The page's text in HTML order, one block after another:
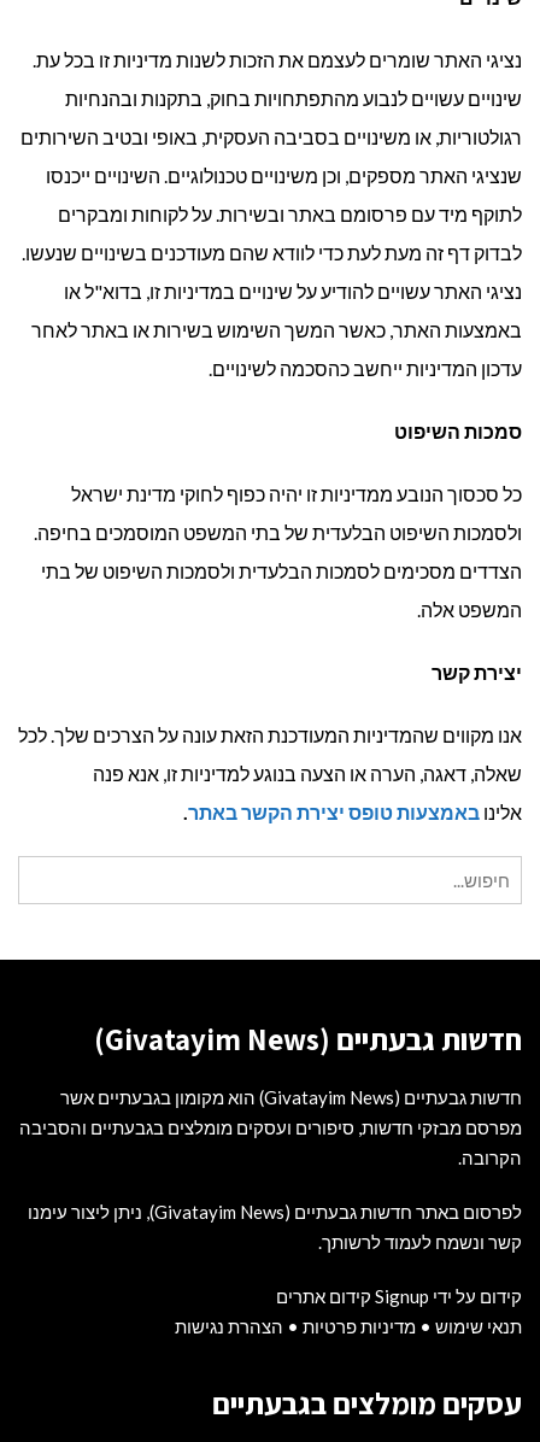
נציגי האתר שומרים לעצמם את הזכות לשנות מדיניות זו בכל עת.
שינויים עשויים לנבוע מהתפתחויות בחוק, בתקנות ובהנחיות
רגולטוריות, או משינויים בסביבה העסקית, באופי ובטיב השירותים
שנציגי האתר מספקים, וכן משינויים טכנולוגיים. השינויים ייכנסו
לתוקף מיד עם פרסומם באתר ובשירות. על לקוחות ומבקרים
לבדוק דף זה מעת לעת כדי לוודא שהם מעודכנים בשינויים שנעשו.
נציגי האתר עשויים להודיע על שינויים במדיניות זו, בדוא"ל או
באמצעות האתר, כאשר המשך השימוש בשירות או באתר לאחר
עדכון המדיניות ייחשב כהסכמה לשינויים.
סמכות השיפוט
כל סכסוך הנובע ממדיניות זו יהיה כפוף לחוקי מדינת ישראל
ולסמכות השיפוט הבלעדית של בתי המשפט המוסמכים בחיפה.
הצדדים מסכימים לסמכות הבלעדית ולסמכות השיפוט של בתי
המשפט אלה.
יצירת קשר
אנו מקווים שהמדיניות המעודכנת הזאת עונה על הצרכים שלך. לכל
שאלה, דאגה, הערה או הצעה בנוגע למדיניות זו, אנא פנה
אלינו באמצעות טופס יצירת הקשר באתר.
עבור:
חדשות גבעתיים (Givatayim News)
חדשות גבעתיים (Givatayim News) הוא מקומון בגבעתיים אשר
מפרסם מבזקי חדשות, סיפורים ועסקים מומלצים בגבעתיים והסביבה
הקרובה.
לפרסום באתר חדשות גבעתיים (Givatayim News), ניתן ליצור עימנו
קשר ונשמח לעמוד לרשותך.
קידום על ידי Signup קידום אתרים
תנאי שימוש • מדיניות פרטיות • הצהרת נגישות
עסקים מומלצים בגבעתיים